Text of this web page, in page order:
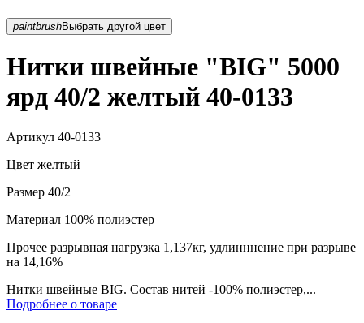
paintbrush Выбрать другой цвет
Нитки швейные "BIG" 5000
ярд 40/2 желтый 40-0133
Артикул 40-0133
Цвет желтый
Размер 40/2
Материал 100% полиэстер
Прочее разрывная нагрузка 1,137кг, удлинннение при разрыве
на 14,16%
Нитки швейные BIG. Состав нитей -100% полиэстер,...
Подробнее о товаре